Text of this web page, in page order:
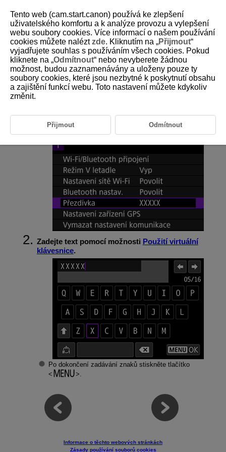
D180-186
Přezdívka
V případě potřeby můžete změnit přezdívku na fotoaparátu (zobrazenou
na smartphonech a dalších fotoaparátech).
Vyberte možnost [ Přezdívka].
Zadejte text pomocí možnosti Použití virtuální
klávesnice.
Po dokončení zadávání znaků stiskněte tlačítko
.
Informace o těchto webových stránkách
Zásady používání souborů cookies
Tento web (cam.start.canon) používá ke zlepšení
uživatelského komfortu a k analýze provozu a vylepšení
webu soubory cookies. Více informací o našem používání
cookies můžete naléztzde. Kliknutím na „Přijmout“
vyjadřujete souhlas s používáním všech cookies. Pokud
kliknete na „Odmítnout“ nebo nevyberete žádnou
možnost, budou zaznamenávány a uloženy pouze ty
soubory cookies, které jsou nezbytné k poskytnutí obsahu
a zajištění funkcí webu. Toto nastavení můžete kdykoliv
změnit.
Přijmout Odmítnout